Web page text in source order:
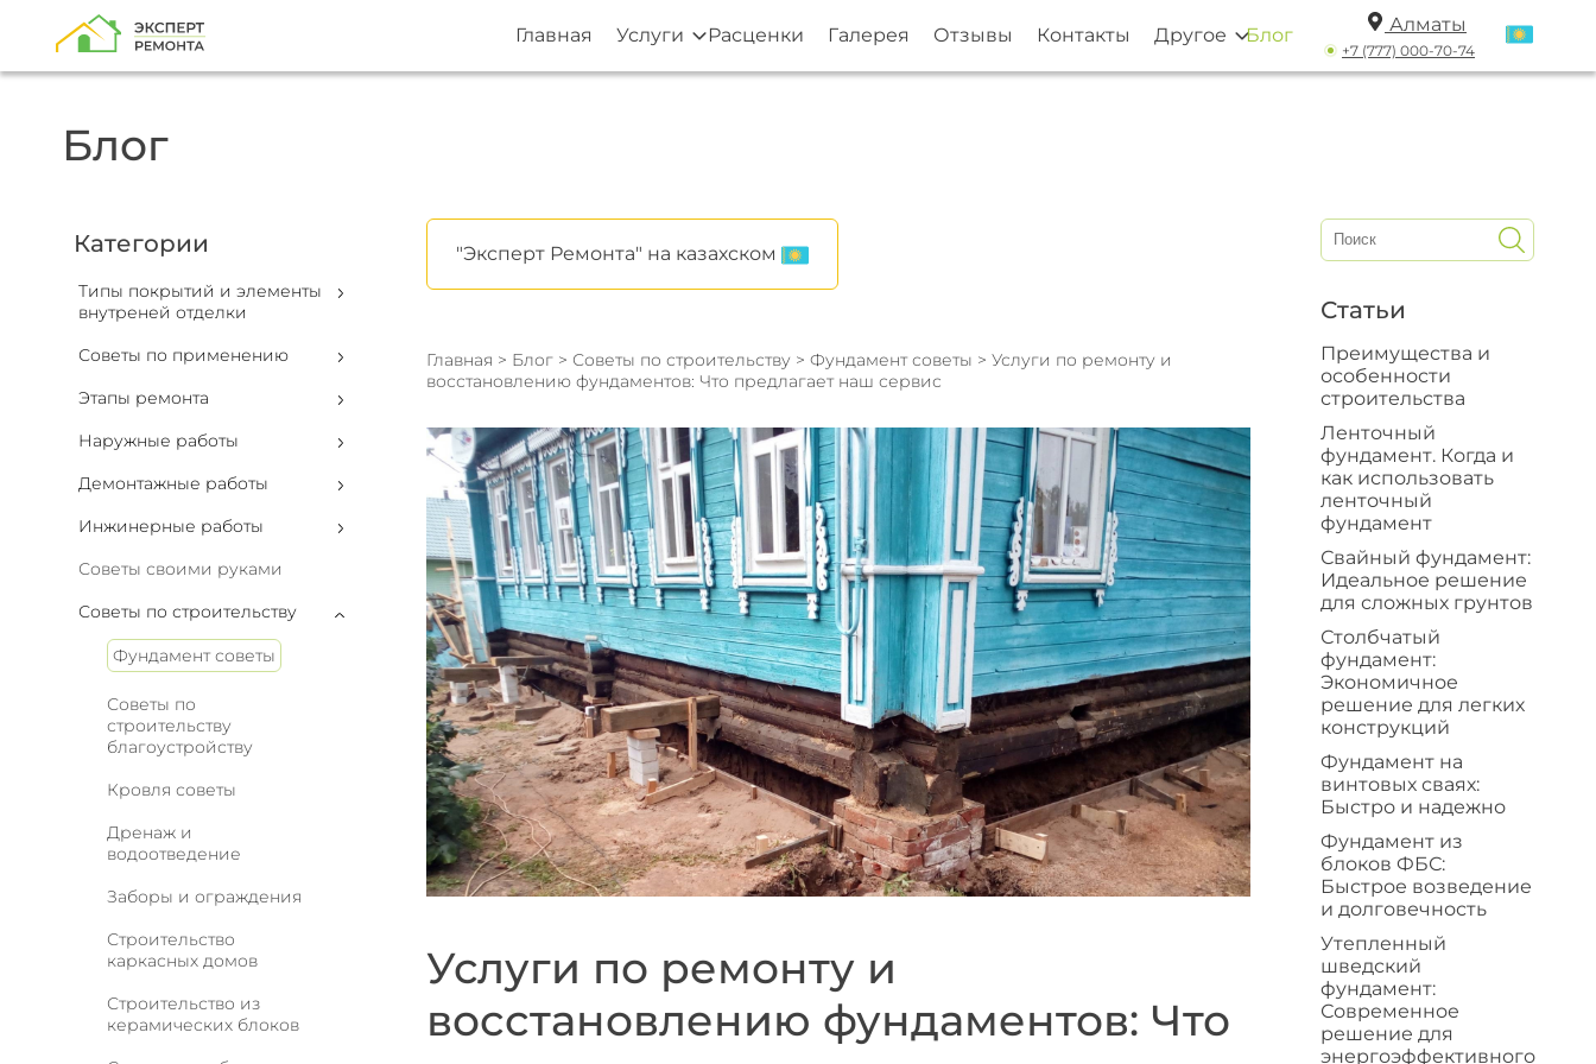
Главная Услуги Расценки Галерея Отзывы Контакты Другое Блог Алматы
+7 (777) 000-70-74
Блог
Категории
Типы покрытий и элементы
внутреней отделки
Советы по применению
Этапы ремонта
Наружные работы
Демонтажные работы
Инжинерные работы
Советы своими руками
Советы по строительству
Фундамент советы
Советы по
строительству
благоустройству
Кровля советы
Дренаж и
водоотведение
Заборы и ограждения
Строительство
каркасных домов
Строительство из
керамических блоков
"Эксперт Ремонта" на казахском
Главная > Блог> Советы по строительству > Фундамент советы > Услуги по ремонту и
восстановлению фундаментов: Что предлагает наш сервис
Услуги по ремонту и
восстановлению фундаментов: Что
Статьи
Преимущества и
особенности
строительства
Ленточный
фундамент. Когда и
как использовать
ленточный
фундамент
Свайный фундамент:
Идеальное решение
для сложных грунтов
Столбчатый
фундамент:
Экономичное
решение для легких
конструкций
Фундамент на
винтовых сваях:
Быстро и надежно
Фундамент из
блоков ФБС:
Быстрое возведение
и долговечность
Утепленный
шведский
фундамент:
Современное
решение для
энергоэффективного